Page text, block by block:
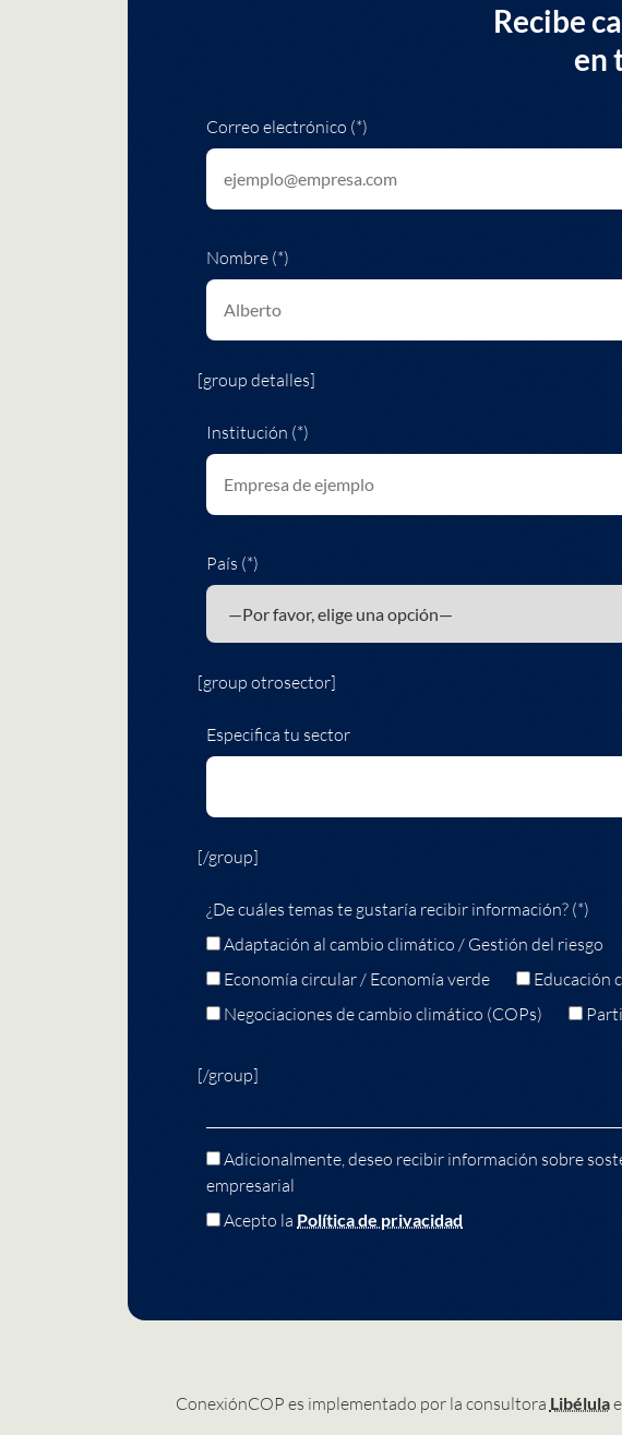
Recibe
en
Correo electrónico (*)
Nombre (*)
[group detalles]
Institución (*)
País (*)
[group otrosector]
Especifica tu sector
[/group]
¿De cuáles temas te gustaría recibir información? (*)
Adaptación al cambio climático / Gestión del riesgo
Economía circular / Economía verde
Educación
Negociaciones de cambio climático (COPs)
[/group]
Adicionalmente, deseo recibir información sobre
empresarial
Acepto la Política de privacidad
ConexiónCOP es implementado por la consultora Libélula